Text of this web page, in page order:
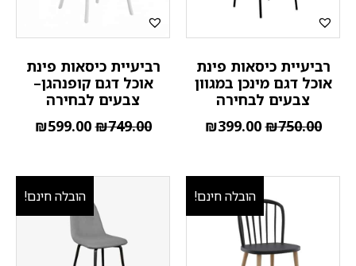
רביעיית כיסאות פינת
אוכל דגם מינכן במגוון
צבעים לבחירה
₪750.00
₪399.00
רביעיית כיסאות פינת
אוכל דגם קופנהגן–
צבעים לבחירה
₪749.00
₪599.00
הובלה חינם! הובלה חינם!